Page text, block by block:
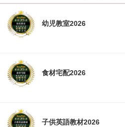
幼児教室2026
食材宅配2026
子供英語教材2026